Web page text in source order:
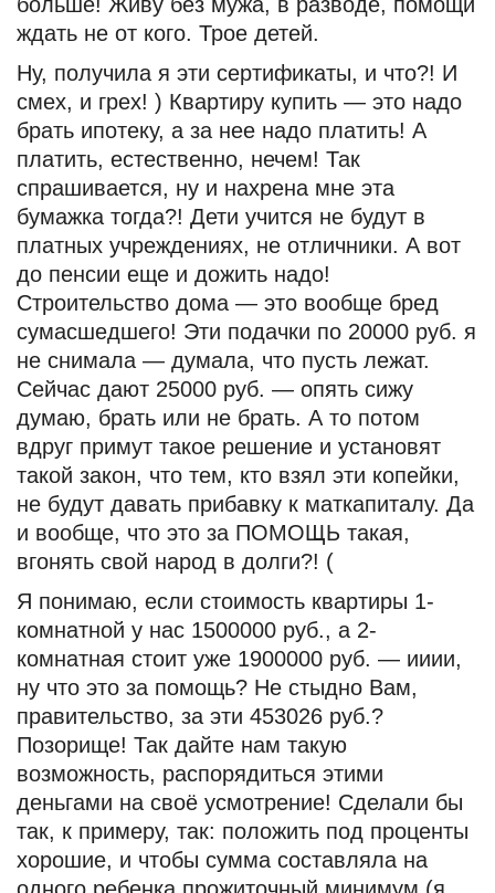
ждать не от кого. Трое детей.
Ну, получила я эти сертификаты, и что?! И
смех, и грех! ) Квартиру купить — это надо
брать ипотеку, а за нее надо платить! А
платить, естественно, нечем! Так
спрашивается, ну и нахрена мне эта
бумажка тогда?! Дети учится не будут в
платных учреждениях, не отличники. А вот
до пенсии еще и дожить надо!
Строительство дома — это вообще бред
сумасшедшего! Эти подачки по 20000 руб. я
не снимала — думала, что пусть лежат.
Сейчас дают 25000 руб. — опять сижу
думаю, брать или не брать. А то потом
вдруг примут такое решение и установят
такой закон, что тем, кто взял эти копейки,
не будут давать прибавку к маткапиталу. Да
и вообще, что это за ПОМОЩЬ такая,
вгонять свой народ в долги?! (
Я понимаю, если стоимость квартиры 1-
комнатной у нас 1500000 руб., а 2-
комнатная стоит уже 1900000 руб. — ииии,
ну что это за помощь? Не стыдно Вам,
правительство, за эти 453026 руб.?
Позорище! Так дайте нам такую
возможность, распорядиться этими
деньгами на своё усмотрение! Сделали бы
так, к примеру, так: положить под проценты
хорошие, и чтобы сумма составляла на